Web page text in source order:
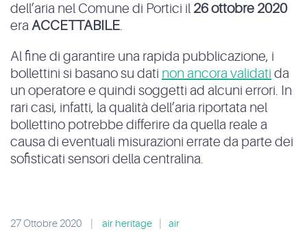
dell’aria nel Comune di Portici il 26 ottobre 2020
era ACCETTABILE.
Al fine di garantire una rapida pubblicazione, i
bollettini si basano su dati non ancora validati da
un operatore e quindi soggetti ad alcuni errori. In
rari casi, infatti, la qualità dell’aria riportata nel
bollettino potrebbe differire da quella reale a
causa di eventuali misurazioni errate da parte dei
sofisticati sensori della centralina.
27 Ottobre 2020 air heritage
air